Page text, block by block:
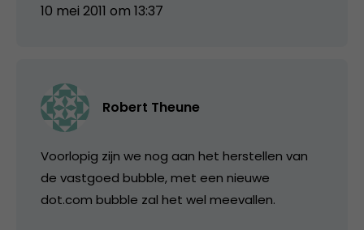
10 mei 2011 om 13:37
Robert Theune
Voorlopig zijn we nog aan het herstellen van
de vastgoed bubble, met een nieuwe
dot.com bubble zal het wel meevallen.